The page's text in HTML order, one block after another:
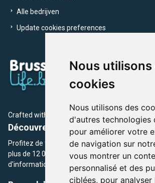
Nous utilisons
cookies
Nous utilisons des
d'autres technologies
pour améliorer votre
de navigation sur
vous montrer un
personnalisé et des
ciblées, pour
Alle bedrijven
Update cookies preferences
Crafted with by Brusselslife Team
Découvrez plus de 12 000 adresses
Profitez de toutes les sections de
plus de 12 000 adresses et un grand choix
d'informations et de conseils et astuces de